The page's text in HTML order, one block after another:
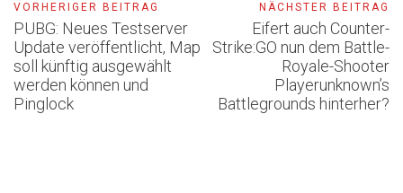
VORHERIGER BEITRAG
PUBG: Neues Testserver
Update veröffentlicht, Map
soll künftig ausgewählt
werden können und
Pinglock
NÄCHSTER BEITRAG
Eifert auch Counter-
Strike:GO nun dem Battle-
Royale-Shooter
Playerunknown’s
Battlegrounds hinterher?